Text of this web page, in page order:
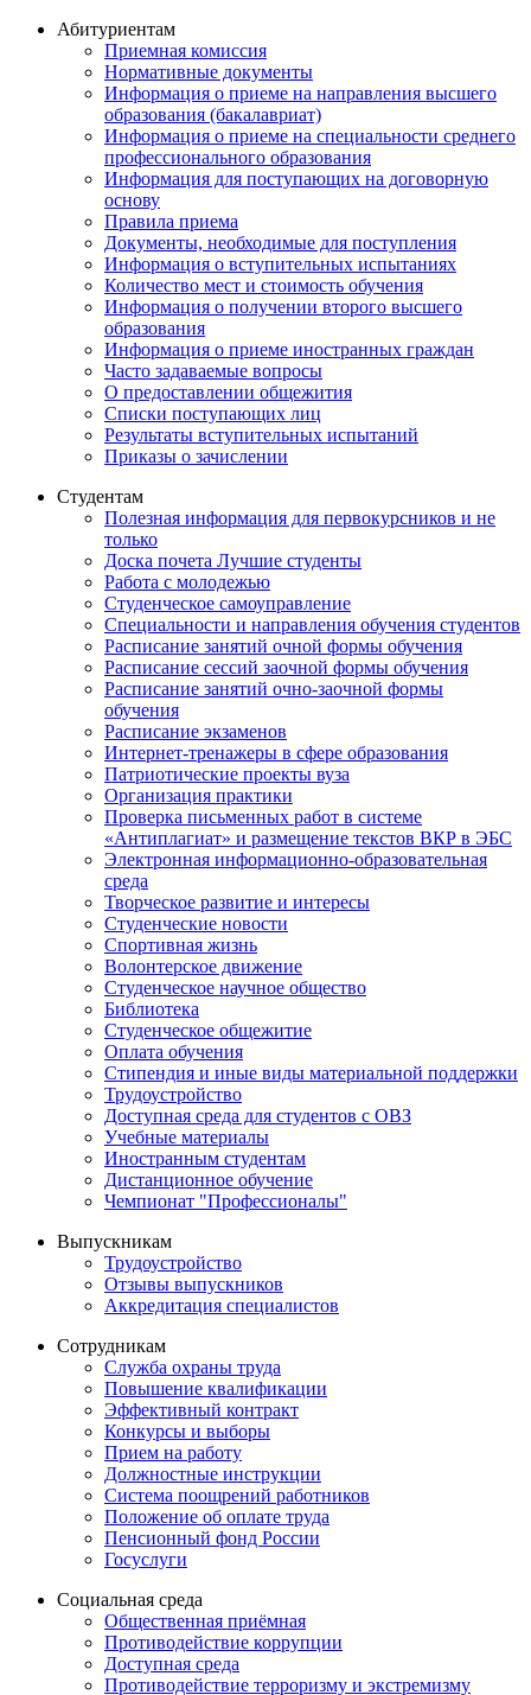
Абитуриентам
Приемная комиссия
Нормативные документы
Информация о приеме на направления высшего
образования (бакалавриат)
Информация о приеме на специальности среднего
профессионального образования
Информация для поступающих на договорную
основу
Правила приема
Документы, необходимые для поступления
Информация о вступительных испытаниях
Количество мест и стоимость обучения
Информация о получении второго высшего
образования
Информация о приеме иностранных граждан
Часто задаваемые вопросы
О предоставлении общежития
Списки поступающих лиц
Результаты вступительных испытаний
Приказы о зачислении
Студентам
Полезная информация для первокурсников и не
только
Доска почета Лучшие студенты
Работа с молодежью
Студенческое самоуправление
Специальности и направления обучения студентов
Расписание занятий очной формы обучения
Расписание сессий заочной формы обучения
Расписание занятий очно-заочной формы
обучения
Расписание экзаменов
Интернет-тренажеры в сфере образования
Патриотические проекты вуза
Организация практики
Проверка письменных работ в системе
«Антиплагиат» и размещение текстов ВКР в ЭБС
Электронная информационно-образовательная
среда
Творческое развитие и интересы
Студенческие новости
Спортивная жизнь
Волонтерское движение
Студенческое научное общество
Библиотека
Студенческое общежитие
Оплата обучения
Стипендия и иные виды материальной поддержки
Трудоустройство
Доступная среда для студентов с ОВЗ
Учебные материалы
Иностранным студентам
Дистанционное обучение
Чемпионат "Профессионалы"
Выпускникам
Трудоустройство
Отзывы выпускников
Аккредитация специалистов
Сотрудникам
Служба охраны труда
Повышение квалификации
Эффективный контракт
Конкурсы и выборы
Прием на работу
Должностные инструкции
Система поощрений работников
Положение об оплате труда
Пенсионный фонд России
Госуслуги
Социальная среда
Общественная приёмная
Противодействие коррупции
Доступная среда
Противодействие терроризму и экстремизму